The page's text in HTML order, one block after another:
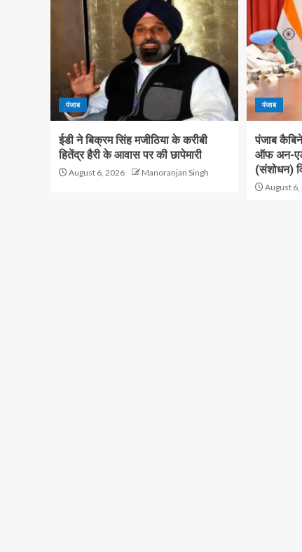
पंजाब
ईडी ने बिक्रम सिंह मजीठिया के करीबी
हितेंद्र हैरी के आवास पर की छापेमारी
August 6, 2026 Manoranjan Singh
पंजाब
पंजाब
ऑफ अन-
(संशोधन)
August 6,